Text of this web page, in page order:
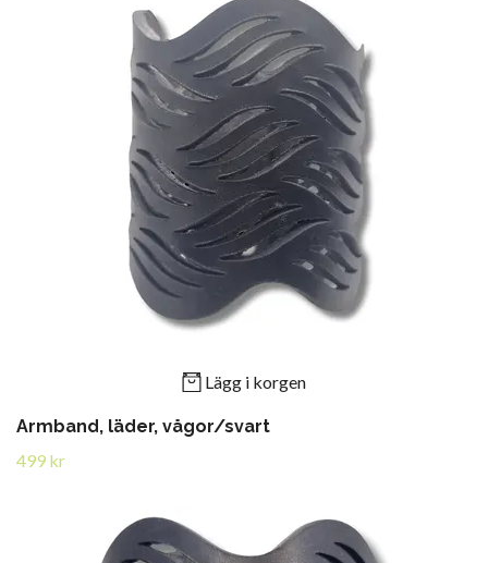
Lägg i korgen
Armband, läder, vågor/svart
499 kr